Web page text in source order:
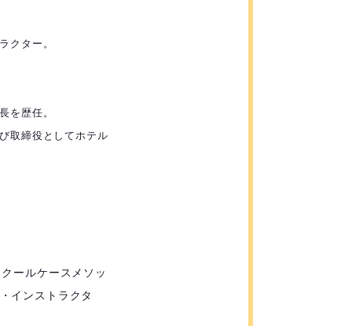
クター。
を歴任。
取締役としてホテル
ールケースメソッ
インストラクタ